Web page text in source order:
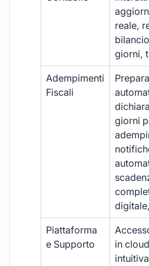
reale,
giorni,
Adempimenti
Fiscali
giorni
Piattaforma
e Supporto
in